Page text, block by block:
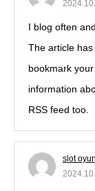
I blog often
The article
bookmark
information
RSS feed too.
slot